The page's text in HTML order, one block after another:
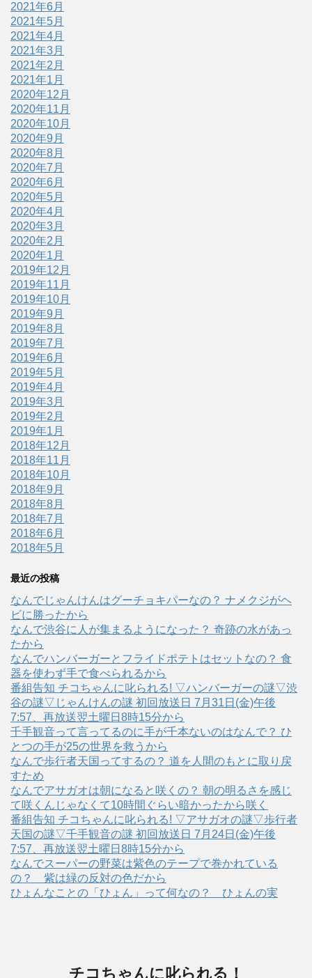
2021年6月
2021年5月
2021年4月
2021年3月
2021年2月
2021年1月
2020年12月
2020年11月
2020年10月
2020年9月
2020年8月
2020年7月
2020年6月
2020年5月
2020年4月
2020年3月
2020年2月
2020年1月
2019年12月
2019年11月
2019年10月
2019年9月
2019年8月
2019年7月
2019年6月
2019年5月
2019年4月
2019年3月
2019年2月
2019年1月
2018年12月
2018年11月
2018年10月
2018年9月
2018年8月
2018年7月
2018年6月
2018年5月
最近の投稿
なんでじゃんけんはグーチョキパーなの？ ナメクジがヘ
ビに勝ったから
なんで渋谷に人が集まるようになった？ 奇跡の水があっ
たから
なんでハンバーガーとフライドポテトはセットなの？ 食
器を使わず手で食べられるから
番組告知 チコちゃんに叱られる! ▽ハンバーガーの謎▽渋
谷の謎▽じゃんけんの謎 初回放送日 7月31日(金)午後
7:57、再放送翌土曜日8時15分から
千手観音って言ってるのに手が千本ないのはなんで？ ひ
とつの手が25の世界を救うから
なんで歩行者天国ってするの？ 道を人間のもとに取り戻
すため
なんでアサガオは朝になると咲くの？ 朝の明るさを感じ
て咲くんじゃなくて10時間ぐらい暗かったから咲く
番組告知 チコちゃんに叱られる! ▽アサガオの謎▽歩行者
天国の謎▽千手観音の謎 初回放送日 7月24日(金)午後
7:57、再放送翌土曜日8時15分から
なんでスーパーの野菜は紫色のテープで巻かれている
の？ 紫は緑の反対の色だから
ひょんなことの「ひょん」って何なの？ ひょんの実
チコちゃんに叱られる！